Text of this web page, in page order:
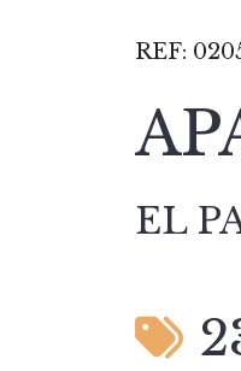
REF:
EL